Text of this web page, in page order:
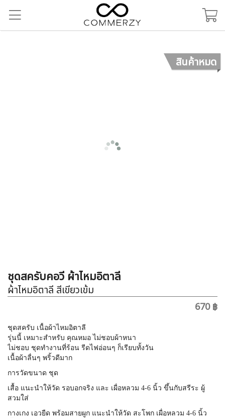
สินค้าหมด
ชุดสครับคอวี ผ้าไหมอิตาลี
ผ้าไหมอิตาลี สีเขียวเข้ม
670 ฿
ชุดสครับ เนื้อผ้าไหมอิตาลี
รุ่นนี้ เหมาะสำหรับ คุณหมอ ไม่ชอบผ้าหนา
ไม่ชอบ ชุดทำงานที่ร้อน รีดไฟอ่อนๆ ก็เรียบทั้งวัน
เนื้อผ้าลื่นๆ พริ้วดีมาก
การวัดขนาด ชุด
เสื้อ แนะนำให้วัด รอบอกจริง และ เผื่อหลวม 4-6 นิ้ว ขึ้นกับสรีระ ผู้
สวมใส่
กางเกง เอวยืด พร้อมสายผูก แนะนำให้วัด สะโพก เผื่อหลวม 4-6 นิ้ว